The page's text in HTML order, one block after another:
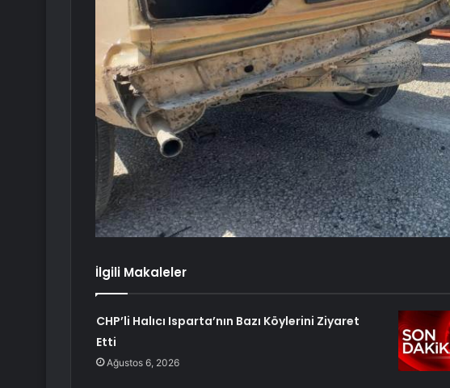
İlgili Makaleler
CHP’li Halıcı Isparta’nın Bazı Köylerini Ziyaret
Etti
Ağustos 6, 2026